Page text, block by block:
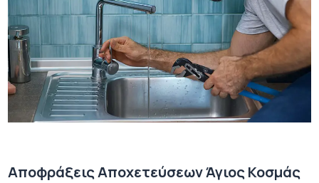
Αποφράξεις Αποχετεύσεων Άγιος Κοσμάς